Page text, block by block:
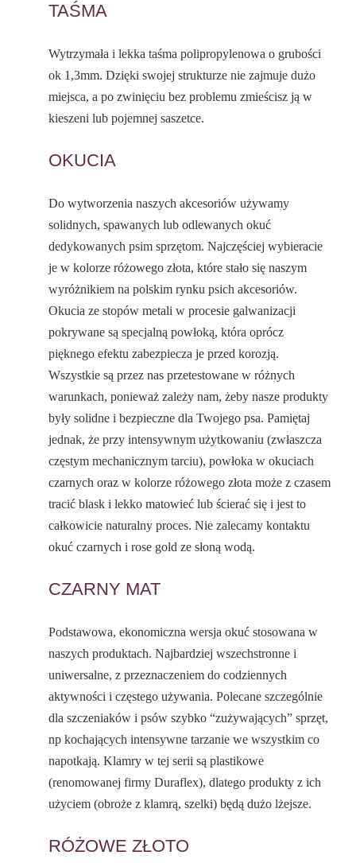
TAŚMA
Wytrzymała i lekka taśma polipropylenowa o grubości
ok 1,3mm. Dzięki swojej strukturze nie zajmuje dużo
miejsca, a po zwinięciu bez problemu zmieścisz ją w
kieszeni lub pojemnej saszetce.
OKUCIA
Do wytworzenia naszych akcesoriów używamy
solidnych, spawanych lub odlewanych okuć
dedykowanych psim sprzętom. Najczęściej wybieracie
je w kolorze różowego złota, które stało się naszym
wyróżnikiem na polskim rynku psich akcesoriów.
Okucia ze stopów metali w procesie galwanizacji
pokrywane są specjalną powłoką, która oprócz
pięknego efektu zabezpiecza je przed korozją.
Wszystkie są przez nas przetestowane w różnych
warunkach, ponieważ zależy nam, żeby nasze produkty
były solidne i bezpieczne dla Twojego psa. Pamiętaj
jednak, że przy intensywnym użytkowaniu (zwłaszcza
częstym mechanicznym tarciu), powłoka w okuciach
czarnych oraz w kolorze różowego złota może z czasem
tracić blask i lekko matowieć lub ścierać się i jest to
całkowicie naturalny proces. Nie zalecamy kontaktu
okuć czarnych i rose gold ze słoną wodą.
CZARNY MAT
Podstawowa, ekonomiczna wersja okuć stosowana w
naszych produktach. Najbardziej wszechstronne i
uniwersalne, z przeznaczeniem do codziennych
aktywności i częstego używania. Polecane szczególnie
dla szczeniaków i psów szybko “zużywających” sprzęt,
np kochających intensywne tarzanie we wszystkim co
napotkają. Klamry w tej serii są plastikowe
(renomowanej firmy Duraflex), dlatego produkty z ich
użyciem (obroże z klamrą, szelki) będą dużo lżejsze.
RÓŻOWE ZŁOTO